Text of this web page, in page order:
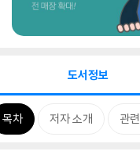
도서정보
목차 저자 소개 관